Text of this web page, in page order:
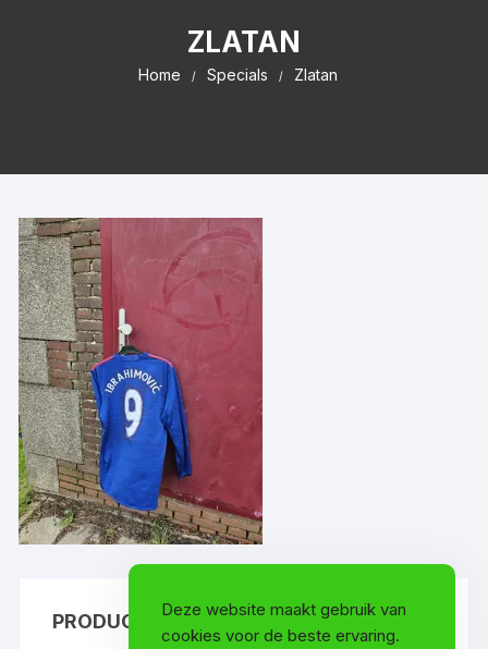
ZLATAN
Home Specials Zlatan
PRODUCTCATEGORIEËN
Deze website maakt gebruik van
cookies voor de beste ervaring.